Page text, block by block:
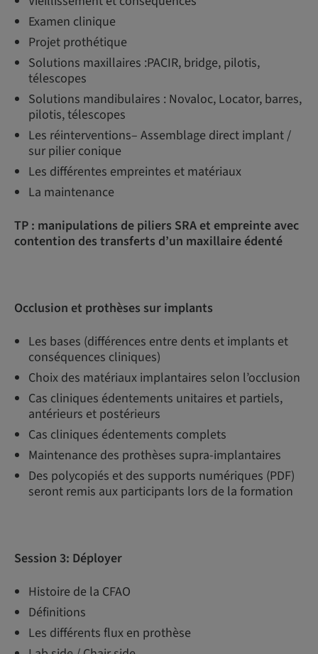
Examen clinique
Projet prothétique
Solutions maxillaires :PACIR, bridge, pilotis,
télescopes
Solutions mandibulaires : Novaloc, Locator, barres,
pilotis, télescopes
Les réinterventions– Assemblage direct implant /
sur pilier conique
Les différentes empreintes et matériaux
La maintenance
TP : manipulations de piliers SRA et empreinte avec
contention des transferts d’un maxillaire édenté
Occlusion et prothèses sur implants
Les bases (différences entre dents et implants et
conséquences cliniques)
Choix des matériaux implantaires selon l’occlusion
Cas cliniques édentements unitaires et partiels,
antérieurs et postérieurs
Cas cliniques édentements complets
Maintenance des prothèses supra-implantaires
Des polycopiés et des supports numériques (PDF)
seront remis aux participants lors de la formation
Session 3: Déployer
Histoire de la CFAO
Définitions
Les différents flux en prothèse